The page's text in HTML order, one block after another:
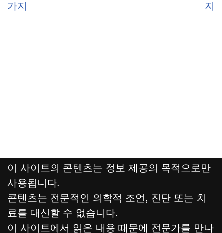
가지
지
이 사이트의 콘텐츠는 정보 제공의 목적으로만
사용됩니다.
콘텐츠는 전문적인 의학적 조언, 진단 또는 치
료를 대신할 수 없습니다.
이 사이트에서 읽은 내용 때문에 전문가를 만나